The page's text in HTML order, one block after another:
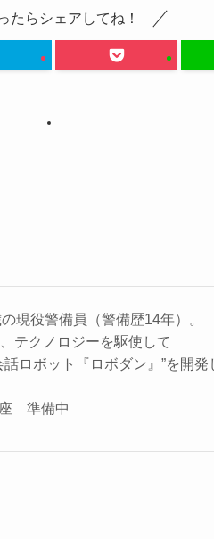
たらシェアしてね！
現役警備員（警備歴14年）。
テクノロジーを駆使して
話ロボット『ロボダン』”を開
座 準備中